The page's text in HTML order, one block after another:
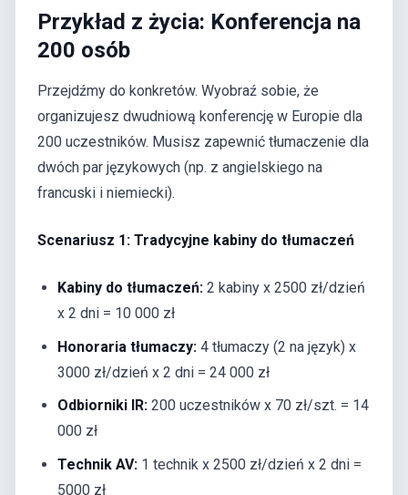
Przykład z życia: Konferencja na
200 osób
Przejdźmy do konkretów. Wyobraź sobie, że
organizujesz dwudniową konferencję w Europie dla
200 uczestników. Musisz zapewnić tłumaczenie dla
dwóch par językowych (np. z angielskiego na
francuski i niemiecki).
Scenariusz 1: Tradycyjne kabiny do tłumaczeń
Kabiny do tłumaczeń: 2 kabiny x 2500 zł/dzień
x 2 dni = 10 000 zł
Honoraria tłumaczy: 4 tłumaczy (2 na język) x
3000 zł/dzień x 2 dni = 24 000 zł
Odbiorniki IR: 200 uczestników x 70 zł/szt. = 14
000 zł
Technik AV: 1 technik x 2500 zł/dzień x 2 dni =
5000 zł